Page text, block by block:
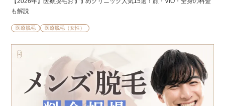
も解説
医療脱毛 医療脱毛（女性）